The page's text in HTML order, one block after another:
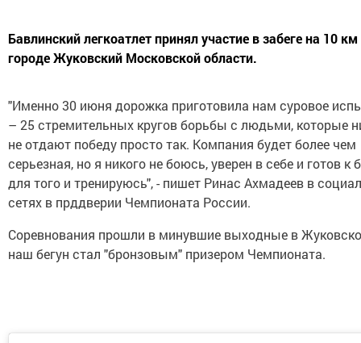
Бавлинский легкоатлет принял участие в забеге на 10 км
городе Жуковский Московской области.
"Именно 30 июня дорожка приготовила нам суровое
– 25 стремительных кругов борьбы с людьми, которые
не отдают победу просто так. Компания будет более чем
серьезная, но я никого не боюсь, уверен в себе и готов к
для того и тренируюсь", - пишет Ринас Ахмадеев в
сетях в прддверии Чемпионата России.
Соревнования прошли в минувшие выходные в
наш бегун стал "бронзовым" призером Чемпионата.